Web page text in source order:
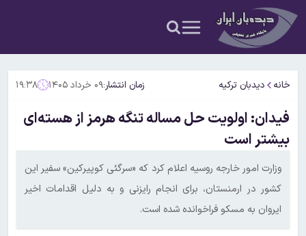
خانه دیدبان ترکیه زمان انتشار:۰۹ خرداد ۱۴۰۵ ۱۹:۳۸
فیدان: اولویت حل مساله تنگه هرمز از هسته‌ای
بیشتر است
وزارت امور خارجه روسیه اعلام کرد که «سرگئی کوپیرکین» سفیر این
کشور در ارمنستان، برای انجام رایزنی‌ و به دلیل اقدامات اخیر
ایروان به مسکو فراخوانده شده است.